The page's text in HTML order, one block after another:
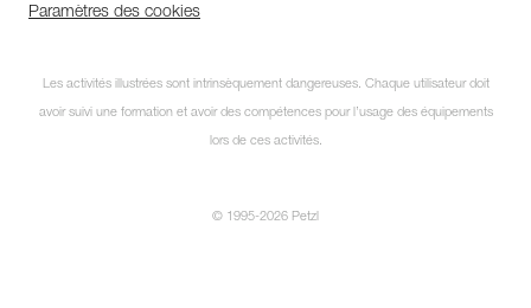
Paramètres des cookies
Les activités illustrées sont intrinsèquement dangereuses. Chaque utilisateur doit
avoir suivi une formation et avoir des compétences pour l’usage des équipements
lors de ces activités.
© 1995-2026 Petzl